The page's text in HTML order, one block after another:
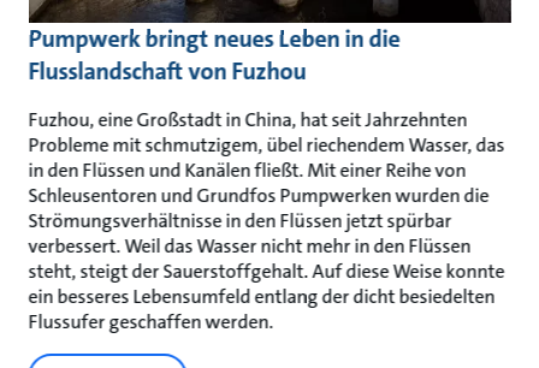
Pumpwerk bringt neues Leben in die
Flusslandschaft von Fuzhou
Fuzhou, eine Großstadt in China, hat seit Jahrzehnten
Probleme mit schmutzigem, übel riechendem Wasser, das
in den Flüssen und Kanälen fließt. Mit einer Reihe von
Schleusentoren und Grundfos Pumpwerken wurden die
Strömungsverhältnisse in den Flüssen jetzt spürbar
verbessert. Weil das Wasser nicht mehr in den Flüssen
steht, steigt der Sauerstoffgehalt. Auf diese Weise konnte
ein besseres Lebensumfeld entlang der dicht besiedelten
Flussufer geschaffen werden.